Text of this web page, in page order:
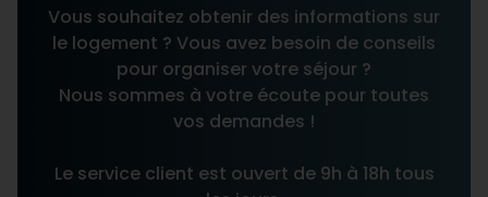
Vous souhaitez obtenir des informations sur
le logement ? Vous avez besoin de conseils
pour organiser votre séjour ?
Nous sommes à votre écoute pour toutes
vos demandes !
Le service client est ouvert de 9h à 18h tous